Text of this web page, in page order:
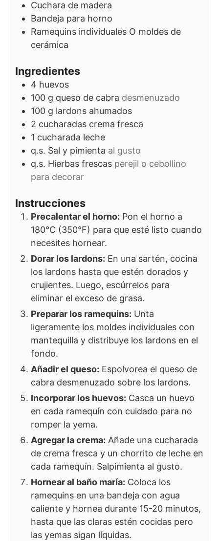
Cuchara de madera
Bandeja para horno
Ramequins individuales O moldes de
cerámica
Ingredientes
4 huevos
100 g queso de cabra desmenuzado
100 g lardons ahumados
2 cucharadas crema fresca
1 cucharada leche
q.s. Sal y pimienta al gusto
q.s. Hierbas frescas perejil o cebollino
para decorar
Instrucciones
Precalentar el horno: Pon el horno a
180°C (350°F) para que esté listo cuando
necesites hornear.
Dorar los lardons: En una sartén, cocina
los lardons hasta que estén dorados y
crujientes. Luego, escúrrelos para
eliminar el exceso de grasa.
Preparar los ramequins: Unta
ligeramente los moldes individuales con
mantequilla y distribuye los lardons en el
fondo.
Añadir el queso: Espolvorea el queso de
cabra desmenuzado sobre los lardons.
Incorporar los huevos: Casca un huevo
en cada ramequín con cuidado para no
romper la yema.
Agregar la crema: Añade una cucharada
de crema fresca y un chorrito de leche en
cada ramequín. Salpimienta al gusto.
Hornear al baño maría: Coloca los
ramequins en una bandeja con agua
caliente y hornea durante 15-20 minutos,
hasta que las claras estén cocidas pero
las yemas sigan líquidas.